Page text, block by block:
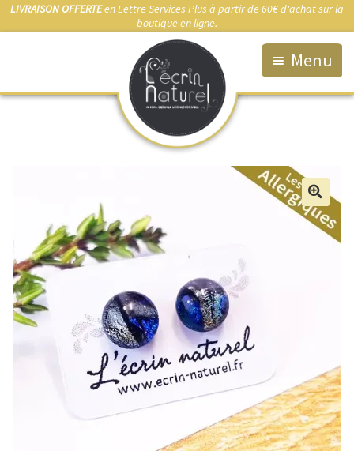
LIVRAISON OFFERTEen Lettre Services Plus à partir de 60€ d'achat sur la
boutique en ligne.
Menu
Accueil
La Boutique
Fabrication artisanale
Démarche éco-responsable
Marchés & Points de vente
Anti-allergies
Entretien de votre bijou
Votre Panier
🔍